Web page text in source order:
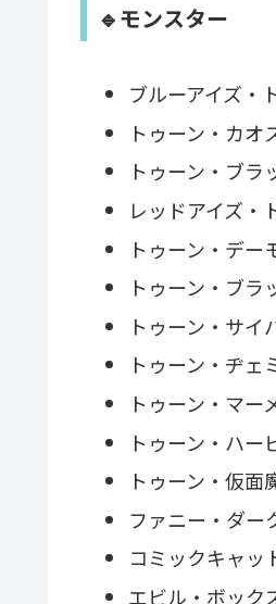
🔹モンスター
ブルーアイズ・
トゥーン・カオ
トゥーン・ブラ
レッドアイズ・
トゥーン・デー
トゥーン・ブラ
トゥーン・サイ
トゥーン・ヂェ
トゥーン・マー
トゥーン・ハー
トゥーン・仮面
ファニー・ダー
コミックキャッ
エビル・ボック